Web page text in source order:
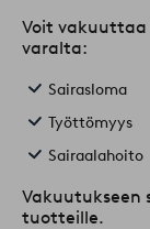
Voit
varalta:
Sairasloma
Työttömyys
Sairaalahoito
Vakuutukseen
tuotteille.